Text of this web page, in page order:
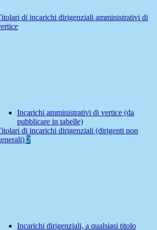
di incarichi dirigenziali amministrativi di
Incarichi amministrativi di vertice (da
pubblicare in tabelle)
di incarichi dirigenziali (dirigenti non
2
Incarichi dirigenziali, a qualsiasi titolo